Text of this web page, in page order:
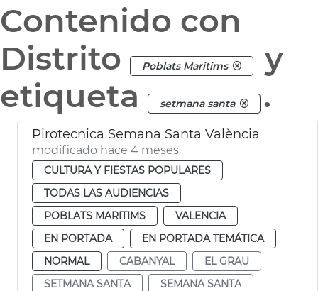
Contenido con
Distrito
Poblats Maritims
y
etiqueta
setmana santa .
Pirotecnica Semana Santa València
modificado hace 4 meses
CULTURA Y FIESTAS POPULARES
TODAS LAS AUDIENCIAS
POBLATS MARITIMS
VALENCIA
EN PORTADA
EN PORTADA TEMÁTICA
NORMAL
CABANYAL
EL GRAU
SETMANA SANTA
SEMANA SANTA